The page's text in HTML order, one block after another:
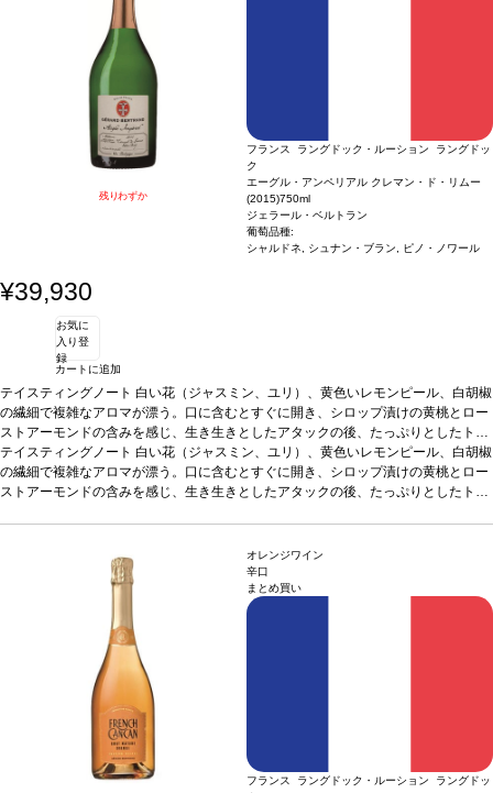
葡萄品種
ソーヴィニヨン、カベルネ・フラン、カリニャン、カラドック、ムールヴェードル
デメテール、EUリーフ認証
格が同様の場合は自動的に次のヴィンテージに変更されます、ご了承ください。
ンを伴う。ブラックベリー、ブラックチェリー、プラムのアロマが再び表れ、複雑
な焦臭を含み、ミントのニュアンスへと導かれる。フィニッシュの余韻は長く、バ
ランスは完璧。合う料理ローストした赤身肉、家きんのソース添え、熟成チーズ
葡萄品種
メルロー、シラー、グルナッシュ・ノワール、カベルネ・
ソーヴィニヨン、カベルネ・フラン、カリニャン、カラドック、ムールヴェードル
デメテール、EUリーフ認証
格が同様の場合は自動的に次のヴィンテージに変更されます、ご了承ください。
残りわずか
フランス ラングドック・ルーション ラングドッ
ク
エーグル・アンペリアル クレマン・ド・リムー
(2015)750ml
ジェラール・ベルトラン
葡萄品種:
シャルドネ, シュナン・ブラン, ピノ・ノワール
¥39,930
お気に
入り登
録
カートに追加
テイスティングノート 白い花（ジャスミン、ユリ）、黄色いレモンピール、白胡椒
の繊細で複雑なアロマが漂う。口に含むとすぐに開き、シロップ漬けの黄桃とロー
ストアーモンドの含みを感じ、生き生きとしたアタックの後、たっぷりとしたトー
ストとブリオッシュの含みが続く。 合う料理山羊のチーズ、甘いデザートなどと
好相性葡萄品種シャルドネ、シュナン・ブラン、ピノ・ノワール認証オーガニッ
ク
テイスティングノート 白い花（ジャスミン、ユリ）、黄色いレモンピール、白胡椒
の繊細で複雑なアロマが漂う。口に含むとすぐに開き、シロップ漬けの黄桃とロー
ストアーモンドの含みを感じ、生き生きとしたアタックの後、たっぷりとしたトー
オレンジワイン
辛口
まとめ買い
フランス ラングドック・ルーション ラングドッ